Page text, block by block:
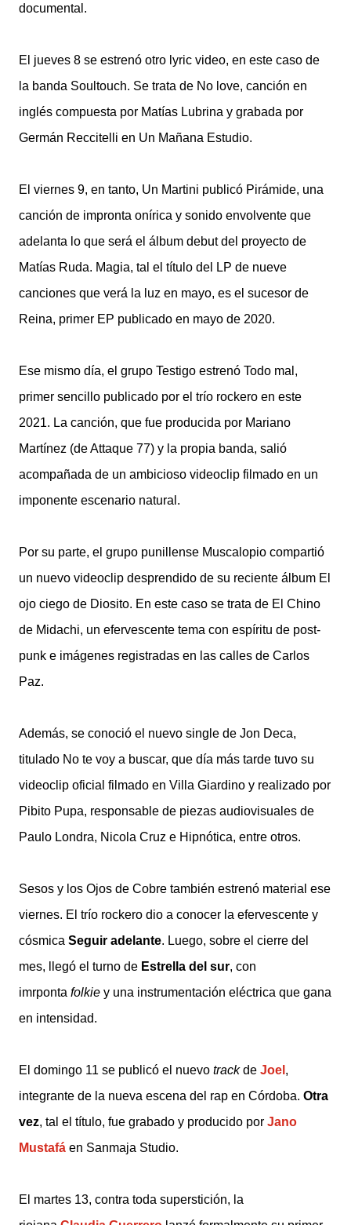
documental.
El jueves 8 se estrenó otro lyric video, en este caso de
la banda Soultouch. Se trata de No love, canción en
inglés compuesta por Matías Lubrina y grabada por
Germán Reccitelli en Un Mañana Estudio.
El viernes 9, en tanto, Un Martini publicó Pirámide, una
canción de impronta onírica y sonido envolvente que
adelanta lo que será el álbum debut del proyecto de
Matías Ruda. Magia, tal el título del LP de nueve
canciones que verá la luz en mayo, es el sucesor de
Reina, primer EP publicado en mayo de 2020.
Ese mismo día, el grupo Testigo estrenó Todo mal,
primer sencillo publicado por el trío rockero en este
2021. La canción, que fue producida por Mariano
Martínez (de Attaque 77) y la propia banda, salió
acompañada de un ambicioso videoclip filmado en un
imponente escenario natural.
Por su parte, el grupo punillense Muscalopio compartió
un nuevo videoclip desprendido de su reciente álbum El
ojo ciego de Diosito. En este caso se trata de El Chino
de Midachi, un efervescente tema con espíritu de post-
punk e imágenes registradas en las calles de Carlos
Paz.
Además, se conoció el nuevo single de Jon Deca,
titulado No te voy a buscar, que día más tarde tuvo su
videoclip oficial filmado en Villa Giardino y realizado por
Pibito Pupa, responsable de piezas audiovisuales de
Paulo Londra, Nicola Cruz e Hipnótica, entre otros.
Sesos y los Ojos de Cobre también estrenó material ese
viernes. El trío rockero dio a conocer la efervescente y
cósmica Seguir adelante. Luego, sobre el cierre del
mes, llegó el turno de Estrella del sur, con
imrponta folkie y una instrumentación eléctrica que gana
en intensidad.
El domingo 11 se publicó el nuevo trackde Joel ,
integrante de la nueva escena del rap en Córdoba. Otra
vez, tal el título, fue grabado y producido por Jano
Mustafá en Sanmaja Studio.
El martes 13, contra toda superstición, la